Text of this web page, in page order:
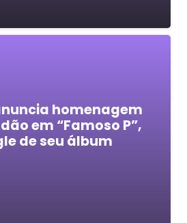
homenagem
em “Famoso P”,
de seu álbum